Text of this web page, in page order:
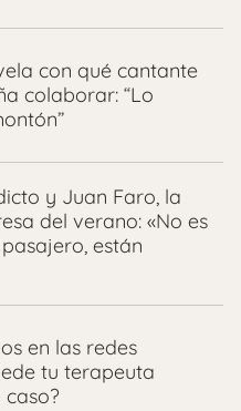
con qué cantante
colaborar: “Lo
y Juan Faro, la
del verano: «No es
están
en las redes
tu terapeuta